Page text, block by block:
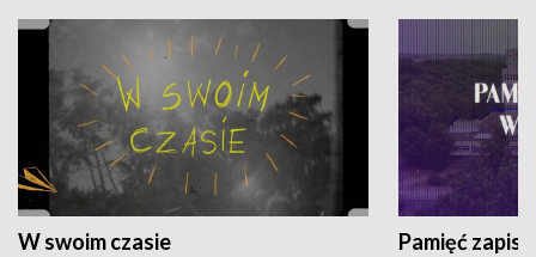
W swoim czasie Pamięć